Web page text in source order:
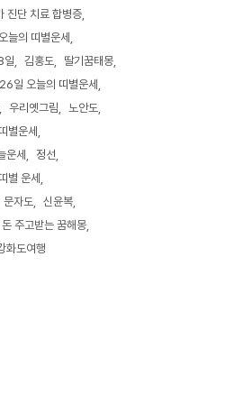
진단 치료 합병증
의 띠별운세
일
김홍도
딸기꿈태몽
일 오늘의 띠별운세
우리옛그림
노안도
별운세
운세
정선
별 운세
문자도
신윤복
주고받는 꿈해몽
화도여행